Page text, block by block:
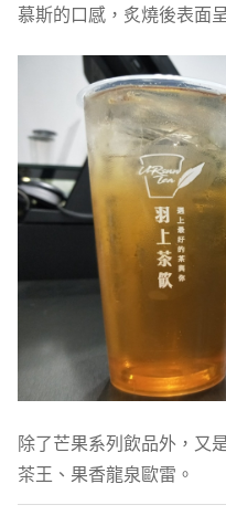
慕斯的口感，炙燒後表面
除了芒果系列飲品外，又
茶王、果香龍泉歐雷。